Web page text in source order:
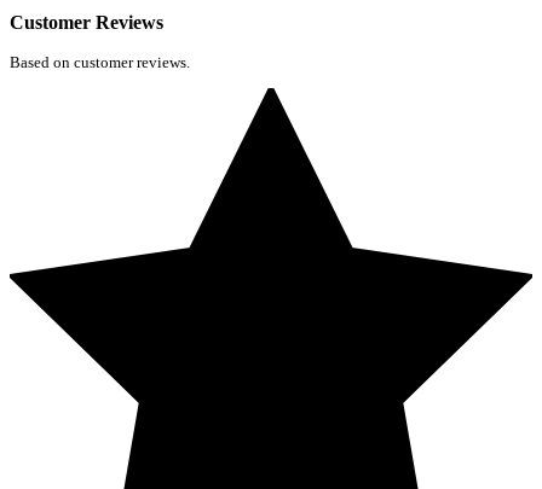
Customer Reviews
Based on customer reviews.